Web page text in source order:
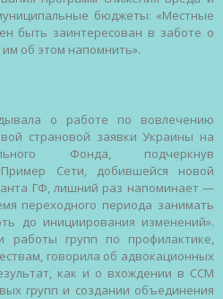
бюджеты: «Местные
быть заинтересован в заботе о
об этом напомнить».
о работе по вовлечению
страновой заявки Украины на
Фонда, подчеркнув
Сети, добившейся новой
ГФ, лишний раз напоминает —
переходного периода занимать
до инициирования изменений».
работы групп по профилактике,
говорила об адвокационных
как и о вхождении в ССМ
групп и создании объединения